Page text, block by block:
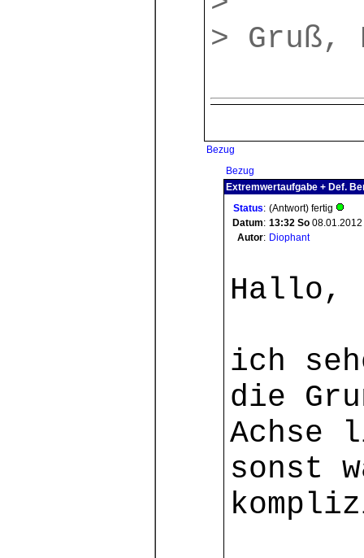
> Gruß,
Bezug
Bezug
Extremwertaufgabe + Def.
Status: (Antwort) fertig
Datum: 13:32 So 08.01.2012
Autor: Diophant
Hallo,
ich
die
Achse
sonst